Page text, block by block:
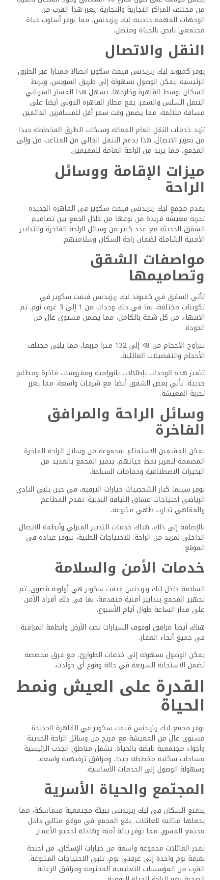
تكوينات مختلفة، بما في ذلك وحدات من 1 إلى 3 غرف نوم. تم
الانتهاء من كل شقة بالكامل، مما يضمن مستوى عال من
الجودة.
تتراوح الأحجام من 48 إلى 132 مترا مربعا، مما يلبي مختلف
الأحجام والتفضيلات العائلية.
تتميز هذه الوحدات بإطلالات بانورامية ومفروشات فاخرة ومطابخ
حديثة. تأتي بعض الشقق أيضا مع شرفات واسعة، مما يعزز
تجربة المعيشة.
وسائل الراحة والمرافق
الفاخرة
يمكن للمقيمين الاستمتاع بمجموعة من وسائل الراحة الفاخرة
المصممة لتعزيز نمط حياتهم. يتميز المجمع بالعديد من
البحيرات الاصطناعية وحمامات السباحة.
توفر سينما كبار الشخصيات خيارات الترفيه، في حين يلبي النادي
والمقاهي تجارب طهي متنوعة.
بالإضافة إلى ذلك، هناك خدمات التدبير المنزلي وأنظمة الاتصال
الداخلي لمزيد من الراحة. للاحتياجات الطبية، تتوفر عيادة في
خدمات الأمن والسلامة
السلامة داخل ليك ريزيدنس فيفث سكوير هي أولوية قصوى. تم
تجهيز المجمع بتدابير أمنية متقدمة، بما في ذلك أفراد الأمن
على مدار الساعة طوال أيام الأسبوع.
هناك أيضا مرافق لوقوف السيارات تحت الأرض وأنظمة المراقبة
في جميع أنحاء العقار.
يمكن الوصول بسهولة إلى خدمات الطوارئ، مع فرق مخصصة
تضمن الاستجابة السريعة في حالة وقوع أي حوادث.
القدرة على العيش ونمط
الحياة
يوفر مجمع ليك ريزيدنس فيفث سكوير في القاهرة الجديدة
مستوى عال من المعيشة مع مزيج من وسائل الراحة الحديثة
وأجواء مجتمعية نابضة بالحياة. تشمل مناطق الجذب الرئيسية
مساحات سكنية مخططة جيدا، ومرافق ترفيهية واسعة،
وسهولة الوصول إلى الخدمات الأساسية.
المجتمع والحياة الأسرية
يتمتع السكان في ليك ريزيدنس ببيئة مجتمعية متماسكة، مما
يجعلها مثالية للعائلات. يقع المجمع في موقع مثالي داخل
مجتمع المسور، مما يوفر بيئة آمنة وهادئة لجميع الأعمار.
تقدر العائلات مجموعة واسعة من خيارات الإسكان، من أجنحة
بغرفة نوم واحدة إلى غرفتي نوم، تلبي الاحتياجات المتنوعة.
القرب من المؤسسات التعليمية المحترمة ومرافق الرعاية
يتم تشجيع التفاعل الاجتماعي من خلال المناطق المجتمعية
التي يتم صيانتها جيدا. وتشمل هذه الحدائق ذات المناظر
الطبيعية والملاعب، مما يعزز الشعور بالانتماء والأمن بين
السكان. الأحداث والتجمعات المجتمعية متكررة، مما يوفر العديد
من الفرص للعائلات للتواصل والتواصل الاجتماعي.
فرص الترفيه والاستجمام تتفوق ليك ريزيدنس في توفير أنشطة
ترفيهية وترفيهية متنوعة. يضم المجمع ناديا رياضيا مجهزا
بمرافق لمختلف الألعاب الرياضية، مما يعزز أسلوب حياة نشط
بين السكان.
لمحبي السينما، هناك سهولة الوصول إلى دور السينما القريبة،
التي تقدم أحدث الأفلام والنشاط الترفيهي الممتع. بالإضافة
إلى ذلك، يتميز المجمع بمسارات المشي والجري، التي تلبي
احتياجات عشاق اللياقة البدنية.
يوفر مركز التسوق في متناول اليد العديد من خيارات البيع
بالتجزئة وتناول الطعام والترفيه، مما يجعل التسوق اليومي
مريحا ومتنوعا. تشمل المرافق الترفيهية الأخرى حمامات
السباحة وصالات الألعاب الرياضية والمساحات الخضراء التي
تشجع على الاسترخاء والاستمتاع.
الاستثمار والملكية
يوفر كمبوند ليك ريزيدنس فيفث سكوير فرصة استثمارية مربحة
في القاهرة الجديدة، مدفوعة بأسعار تنافسية وخيارات مالية
مرنة مصممة لتلبية الاحتياجات المتنوعة. يمكن للمستثمرين أن
يتوقعوا أسعار وحدات مختلفة، ومدفوعات مقدمة جذابة، وخطط
تقسيط.